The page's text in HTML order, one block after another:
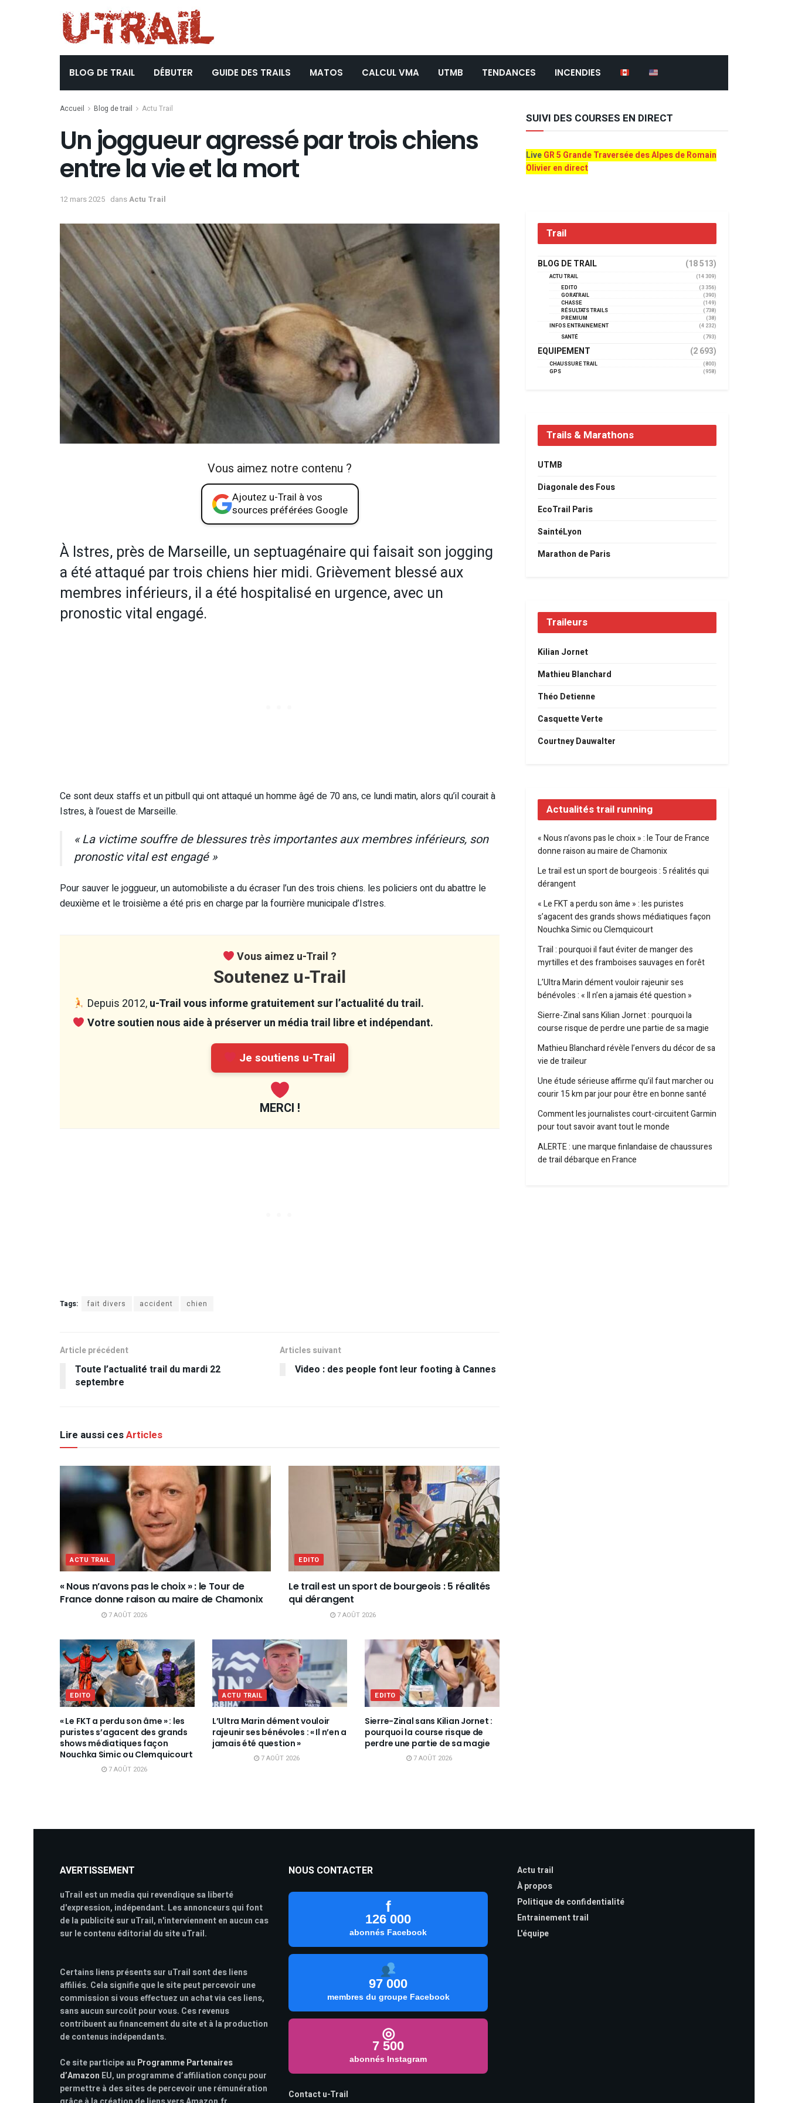
BLOG DE TRAIL DÉBUTER GUIDE DES TRAILS MATOS CALCUL VMA UTMB TENDANCES INCENDIES
Accueil Blog de trail Actu Trail
Un joggueur agressé par trois chiens
entre la vie et la mort
12 mars 2025 dansActu Trail
Vous aimez notre contenu ?
Ajoutez u-Trail à vos
sources préférées Google
À Istres, près de Marseille, un septuagénaire qui faisait son jogging
a été attaqué par trois chiens hier midi. Grièvement blessé aux
membres inférieurs, il a été hospitalisé en urgence, avec un
pronostic vital engagé.
Ce sont deux staffs et un pitbull qui ont attaqué un homme âgé de 70 ans, ce lundi matin, alors qu’il courait à
Istres, à l’ouest de Marseille.
« La victime souffre de blessures très importantes aux membres inférieurs, son
pronostic vital est engagé »
Pour sauver le joggueur, un automobiliste a du écraser l’un des trois chiens. les policiers ont du abattre le
deuxième et le troisième a été pris en charge par la fourrière municipale d’Istres.
Vous aimez u-Trail ?
Soutenez u-Trail
Depuis 2012,u-Trail vous informe gratuitement sur l’actualité du trail.
Votre soutien nous aide à préserver un média trail libre et indépendant.
Je soutiens u-Trail
MERCI !
Tags: fait divers accident chien
Article précédent
Toute l’actualité trail du mardi 22
septembre
Articles suivant
Video : des people font leur footing à Cannes
Lire aussi cesArticles
ACTU TRAIL
« Nous n’avons pas le choix » : le Tour de
France donne raison au maire de Chamonix
7 AOÛT 2026
EDITO
Le trail est un sport de bourgeois : 5 réalités
qui dérangent
7 AOÛT 2026
EDITO
« Le FKT a perdu son âme » : les
puristes s’agacent des grands
shows médiatiques façon
Nouchka Simic ou Clemquicourt
7 AOÛT 2026
ACTU TRAIL
L’Ultra Marin dément vouloir
rajeunir ses bénévoles : « Il n’en a
jamais été question »
7 AOÛT 2026
EDITO
Sierre-Zinal sans Kilian Jornet :
pourquoi la course risque de
perdre une partie de sa magie
7 AOÛT 2026
SUIVI DES COURSES EN DIRECT
LiveGR 5 Grande Traversée des Alpes de Romain
Olivier en direct
Trail
BLOG DE TRAIL (18 513)
ACTU TRAIL
(14 309)
EDITO
(3 356)
GORATRAIL
(390)
CHASSE
(149)
RÉSULTATS TRAILS
(738)
PREMIUM
(38)
INFOS ENTRAINEMENT
(4 232)
SANTÉ
(793)
EQUIPEMENT (2 693)
CHAUSSURE TRAIL
(800)
GPS
(958)
Trails & Marathons
UTMB
Diagonale des Fous
EcoTrail Paris
SaintéLyon
Marathon de Paris
Traileurs
Kilian Jornet
Mathieu Blanchard
Théo Detienne
Casquette Verte
Courtney Dauwalter
Actualités trail running
« Nous n’avons pas le choix » : le Tour de France
donne raison au maire de Chamonix
Le trail est un sport de bourgeois : 5 réalités qui
dérangent
« Le FKT a perdu son âme » : les puristes
s’agacent des grands shows médiatiques façon
Nouchka Simic ou Clemquicourt
Trail : pourquoi il faut éviter de manger des
myrtilles et des framboises sauvages en forêt
L’Ultra Marin dément vouloir rajeunir ses
bénévoles : « Il n’en a jamais été question »
Sierre-Zinal sans Kilian Jornet : pourquoi la
course risque de perdre une partie de sa magie
Mathieu Blanchard révèle l’envers du décor de sa
vie de traileur
Une étude sérieuse affirme qu’il faut marcher ou
courir 15 km par jour pour être en bonne santé
Comment les journalistes court-circuitent Garmin
pour tout savoir avant tout le monde
ALERTE : une marque finlandaise de chaussures
de trail débarque en France
AVERTISSEMENT
uTrail est un media qui revendique sa liberté
d'expression, indépendant. Les annonceurs qui font
de la publicité sur uTrail, n'interviennent en aucun cas
sur le contenu éditorial du site uTrail.
Certains liens présents sur uTrail sont des liens
affiliés. Cela signifie que le site peut percevoir une
commission si vous effectuez un achat via ces liens,
sans aucun surcoût pour vous. Ces revenus
contribuent au financement du site et à la production
de contenus indépendants.
Ce site participe au Programme Partenaires
d’Amazon EU, un programme d’affiliation conçu pour
permettre à des sites de percevoir une rémunération
NOUS CONTACTER
f
126 000
abonnés Facebook
97 000
membres du groupe Facebook
◎
7 500
abonnés Instagram
Contact u-Trail
Actu trail
À propos
Politique de confidentialité
Entrainement trail
L'équipe